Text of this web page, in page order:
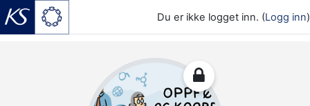
Du er ikke logget inn. (Logg inn)